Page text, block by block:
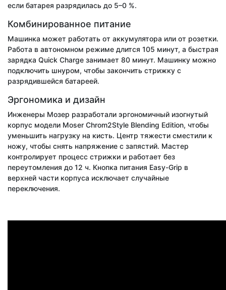
если батарея разрядилась до 5–0 %.
Комбинированное питание
Машинка может работать от аккумулятора или от розетки.
Работа в автономном режиме длится 105 минут, а быстрая
зарядка Quick Charge занимает 80 минут. Машинку можно
подключить шнуром, чтобы закончить стрижку с
разрядившейся батареей.
Эргономика и дизайн
Инженеры Мозер разработали эргономичный изогнутый
корпус модели Moser Chrom2Style Blending Edition, чтобы
уменьшить нагрузку на кисть. Центр тяжести сместили к
ножу, чтобы снять напряжение с запястий. Мастер
контролирует процесс стрижки и работает без
переутомления до 12 ч. Кнопка питания Easy-Grip в
верхней части корпуса исключает случайные
переключения.